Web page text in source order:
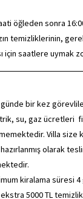
öğleden sonra
temizliklerinin,
için saatlere uymak
bir kez
su, gaz ücretleri
Villa size
olarak
kiralama süresi
5000 TL